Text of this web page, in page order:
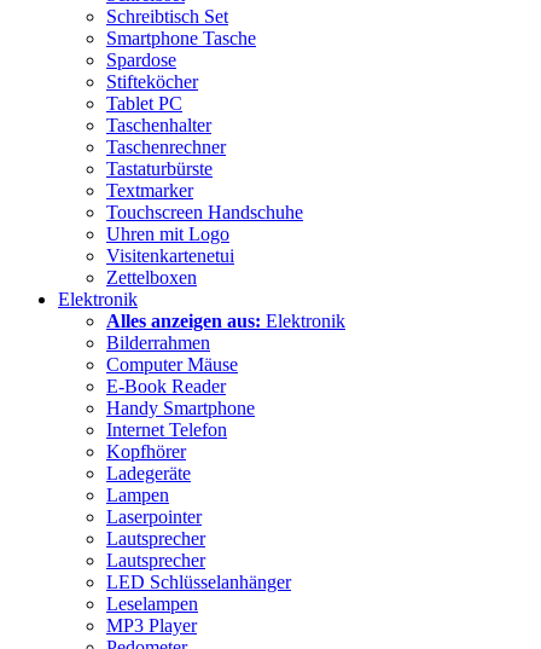
Schreibtisch Set
Smartphone Tasche
Spardose
Stifteköcher
Tablet PC
Taschenhalter
Taschenrechner
Tastaturbürste
Textmarker
Touchscreen Handschuhe
Uhren mit Logo
Visitenkartenetui
Zettelboxen
Elektronik
Alles anzeigen aus: Elektronik
Bilderrahmen
Computer Mäuse
E-Book Reader
Handy Smartphone
Internet Telefon
Kopfhörer
Ladegeräte
Lampen
Laserpointer
Lautsprecher
Lautsprecher
LED Schlüsselanhänger
Leselampen
MP3 Player